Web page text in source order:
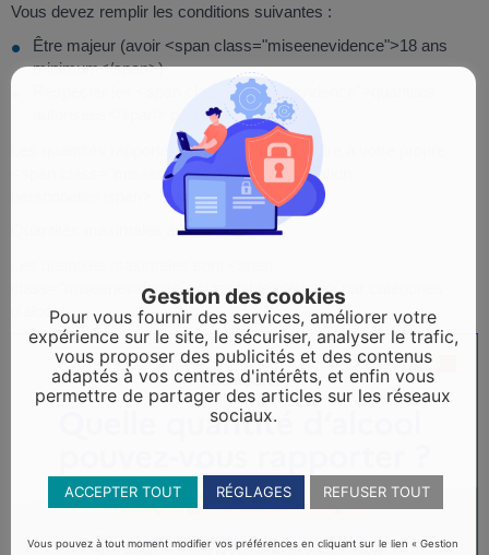
Vous devez remplir les conditions suivantes :
Être majeur (avoir <span class="miseenevidence">18 ans
minimum</span>)
Respecter les <span class="miseenevidence">quantités
autorisées</span> par personne
Les quantités rapportées doivent correspondre à votre propre
<span class="miseenevidence">consommation
Quantités maximales autorisées
class="miseenevidence">cumulables</span> par catégories
d'alcool.
Gestion des cookies
Pour vous fournir des services, améliorer votre
expérience sur le site, le sécuriser, analyser le trafic,
vous proposer des publicités et des contenus
adaptés à vos centres d'intérêts, et enfin vous
permettre de partager des articles sur les réseaux
sociaux.
ACCEPTER TOUT RÉGLAGES REFUSER TOUT
Vous pouvez à tout moment modifier vos préférences en cliquant sur le lien « Gestion